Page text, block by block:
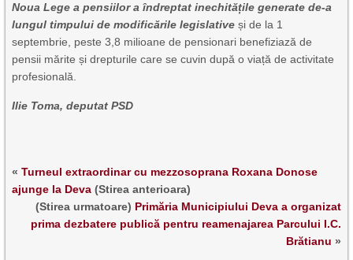
Noua Lege a pensiilor a îndreptat inechitățile generate de-a
lungul timpului de modificările legislative și de la 1
septembrie, peste 3,8 milioane de pensionari benefiziază de
pensii mărite și drepturile care se cuvin după o viață de activitate
profesională.
Ilie Toma, deputat PSD
«Turneul extraordinar cu mezzosoprana Roxana Donose
ajunge la Deva (Stirea anterioara)
(Stirea urmatoare) Primăria Municipiului Deva a organizat
prima dezbatere publică pentru reamenajarea Parcului I.C.
Brătianu »